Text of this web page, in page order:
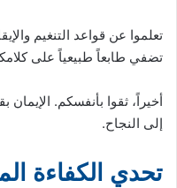
تعلموا عن قواعد التنغيم
تضفي طابعاً طبيعياً على
أخيراً، ثقوا بأنفسكم.
إلى النجاح.